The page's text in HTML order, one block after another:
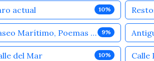
actual 10%
Paseo Marítimo, Poemas de Manuel Alcántara 9%
del Mar 10% Calle